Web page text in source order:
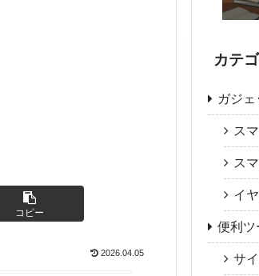
コピー
2026.04.05
カテ
ガジェ
ス
ス
イ
便利ツ
サ